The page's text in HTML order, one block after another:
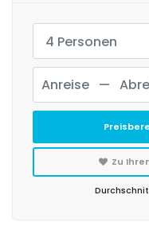
4 Personen
Zu